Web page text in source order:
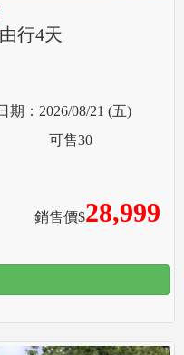
行4天
2026/08/21 (五)
銷售價$28,999
可售30